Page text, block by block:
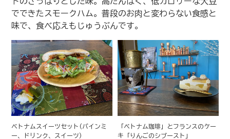
でできたスモークハム。普段のお肉と変わらない食感と
味で、食べ応えもじゅうぶんです。
ベトナムスイーツセット(バインミ
ー、ドリンク、スイーツ)
「ベトナム珈琲」とフランスのケー
キ「りんごのシブースト」